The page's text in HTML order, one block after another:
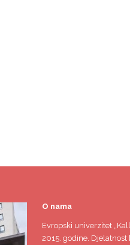
O nama
Evropski univerzitet
2015. godine.